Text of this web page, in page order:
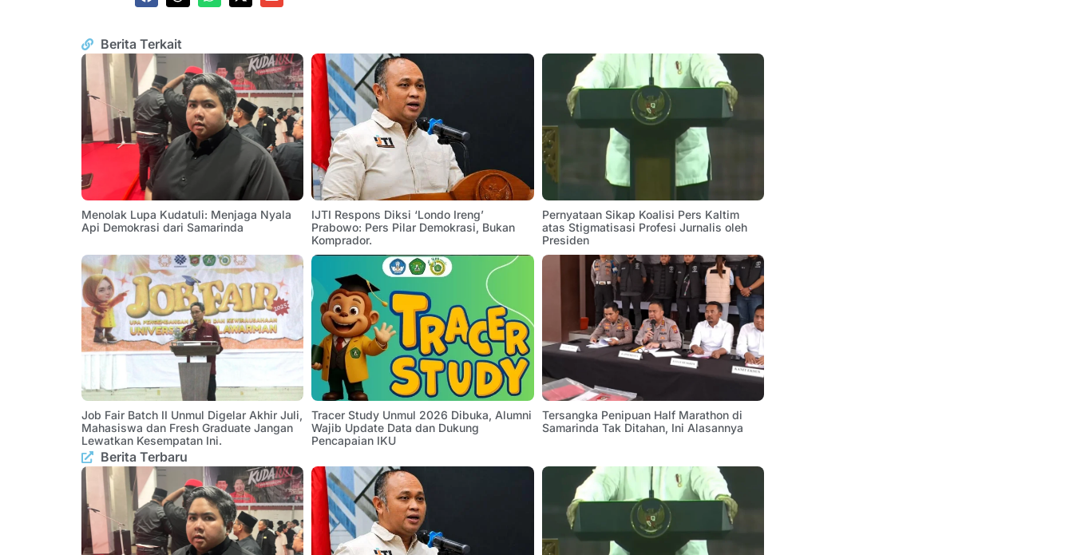
Berita Terkait
Menolak Lupa Kudatuli: Menjaga Nyala
Api Demokrasi dari Samarinda
IJTI Respons Diksi ‘Londo Ireng’
Prabowo: Pers Pilar Demokrasi, Bukan
Komprador.
Pernyataan Sikap Koalisi Pers Kaltim
atas Stigmatisasi Profesi Jurnalis oleh
Presiden
Job Fair Batch II Unmul Digelar Akhir Juli,
Mahasiswa dan Fresh Graduate Jangan
Lewatkan Kesempatan Ini.
Tracer Study Unmul 2026 Dibuka, Alumni
Wajib Update Data dan Dukung
Pencapaian IKU
Tersangka Penipuan Half Marathon di
Samarinda Tak Ditahan, Ini Alasannya
Berita Terbaru